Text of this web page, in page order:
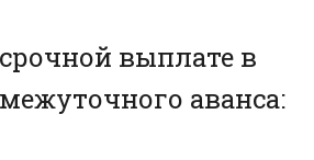
выплате в
аванса: